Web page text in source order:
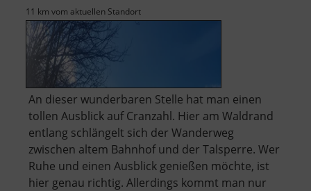
11 km vom aktuellen Standort
An dieser wunderbaren Stelle hat man einen
tollen Ausblick auf Cranzahl. Hier am Waldrand
entlang schlängelt sich der Wanderweg
zwischen altem Bahnhof und der Talsperre. Wer
Ruhe und einen Ausblick genießen möchte, ist
hier genau richtig. Allerdings kommt man nur